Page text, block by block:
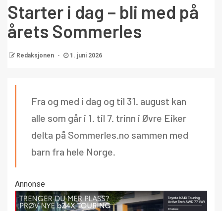
Starter i dag – bli med på
årets Sommerles
Redaksjonen 1. juni 2026
Fra og med i dag og til 31. august kan
alle som går i 1. til 7. trinn i Øvre Eiker
delta på Sommerles.no sammen med
barn fra hele Norge.
Annonse